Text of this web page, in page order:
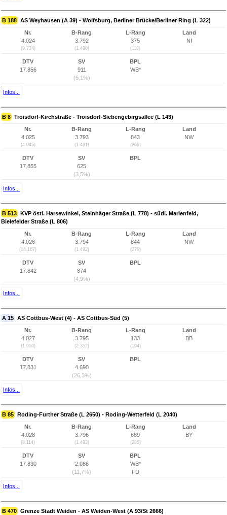
B 188 AS Weyhausen (A 39) - Wolfsburg, Berliner Brücke/Berliner Ring (L 322)
Nr.
4.024
(9.734)
B-Rang
3.792
(1.490)
L-Rang
375
(118)
Land
NI
DTV
17.856
SV
911
(5,1%)
BPL
WB*
Infos...
B 8 Troisdorf-Kirchstraße - Troisdorf-Siebengebirgsallee (L 143)
Nr.
4.025
(4.045)
B-Rang
3.793
(1.491)
L-Rang
843
(269)
Land
NW
DTV
17.855
SV
625
(3,5%)
BPL
Infos...
B 513 KVP östl. Harsewinkel, Steinhäger Straße (L 778) - südl. Marienfeld,
Bielefelder Straße (L 806)
Nr.
4.026
(14.167)
B-Rang
3.794
(1.492)
L-Rang
844
(270)
Land
NW
DTV
17.842
SV
874
(4,9%)
BPL
Infos...
A 15 AS Cottbus-West (4) - AS Cottbus-Süd (5)
Nr.
4.027
(1.050)
B-Rang
3.795
(2.352)
L-Rang
133
(104)
Land
BB
DTV
17.831
SV
4.690
(26,3%)
BPL
Infos...
B 85 Roding-Further Straße (L 2650) - Roding-Wetterfeld (L 2040)
Nr.
4.028
(8.114)
B-Rang
3.796
(1.493)
L-Rang
689
(285)
Land
BY
DTV
17.830
SV
2.086
(11,7%)
BPL
WB*
FD
Infos...
B 470 Grenze Stadt Weiden - AS Weiden-West (A 93/St 2666)